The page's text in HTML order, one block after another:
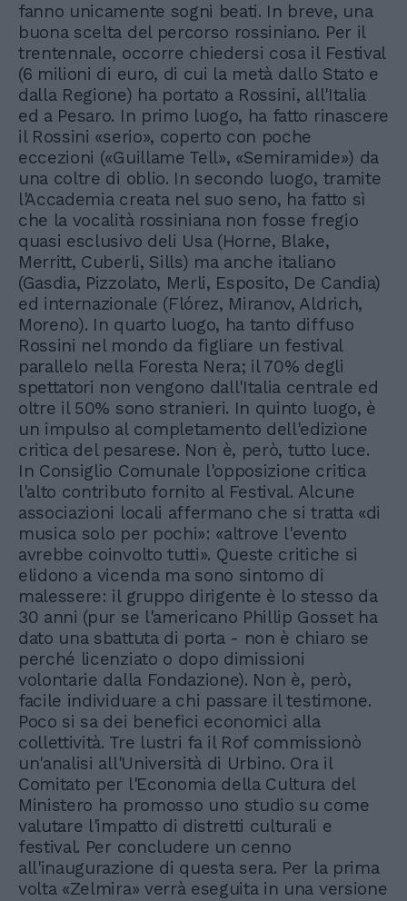
fanno unicamente sogni beati. In breve, una
buona scelta del percorso rossiniano. Per il
trentennale, occorre chiedersi cosa il Festival
(6 milioni di euro, di cui la metà dallo Stato e
dalla Regione) ha portato a Rossini, all'Italia
ed a Pesaro. In primo luogo, ha fatto rinascere
il Rossini «serio», coperto con poche
eccezioni («Guillame Tell», «Semiramide») da
una coltre di oblio. In secondo luogo, tramite
l'Accademia creata nel suo seno, ha fatto sì
che la vocalità rossiniana non fosse fregio
quasi esclusivo deli Usa (Horne, Blake,
Merritt, Cuberli, Sills) ma anche italiano
(Gasdia, Pizzolato, Merli, Esposito, De Candia)
ed internazionale (Flórez, Miranov, Aldrich,
Moreno). In quarto luogo, ha tanto diffuso
Rossini nel mondo da figliare un festival
parallelo nella Foresta Nera; il 70% degli
spettatori non vengono dall'Italia centrale ed
oltre il 50% sono stranieri. In quinto luogo, è
un impulso al completamento dell'edizione
critica del pesarese. Non è, però, tutto luce.
In Consiglio Comunale l'opposizione critica
l'alto contributo fornito al Festival. Alcune
associazioni locali affermano che si tratta «di
musica solo per pochi»: «altrove l'evento
avrebbe coinvolto tutti». Queste critiche si
elidono a vicenda ma sono sintomo di
malessere: il gruppo dirigente è lo stesso da
30 anni (pur se l'americano Phillip Gosset ha
dato una sbattuta di porta - non è chiaro se
perché licenziato o dopo dimissioni
volontarie dalla Fondazione). Non è, però,
facile individuare a chi passare il testimone.
Poco si sa dei benefici economici alla
collettività. Tre lustri fa il Rof commissionò
un'analisi all'Università di Urbino. Ora il
Comitato per l'Economia della Cultura del
Ministero ha promosso uno studio su come
valutare l'impatto di distretti culturali e
festival. Per concludere un cenno
all'inaugurazione di questa sera. Per la prima
volta «Zelmira» verrà eseguita in una versione